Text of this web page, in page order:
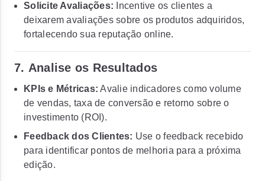
Solicite Avaliações: Incentive os clientes a
deixarem avaliações sobre os produtos adquiridos,
fortalecendo sua reputação online.
7. Analise os Resultados
KPIs e Métricas: Avalie indicadores como volume
de vendas, taxa de conversão e retorno sobre o
investimento (ROI).
Feedback dos Clientes: Use o feedback recebido
para identificar pontos de melhoria para a próxima
edição.